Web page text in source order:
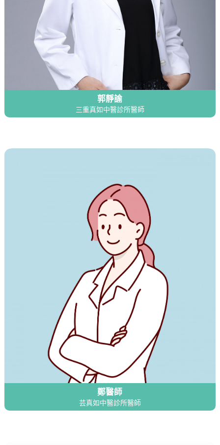
郭靜諭
三重真如中醫診所醫師
鄭醫師
芸真如中醫診所醫師